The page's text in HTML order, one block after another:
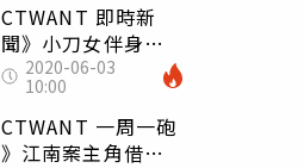
CTWANT 即時新
聞》小刀女伴身分
曝光 酒國名花很多
金主
2020-06-03
10:00
CTWANT 一周一砲
》江南案主角借貸